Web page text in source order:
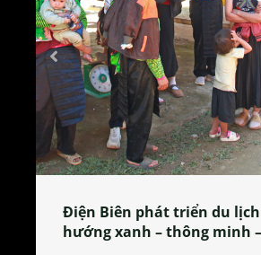
Biên phát triển du lịch theo
xanh – thông minh – bền vững